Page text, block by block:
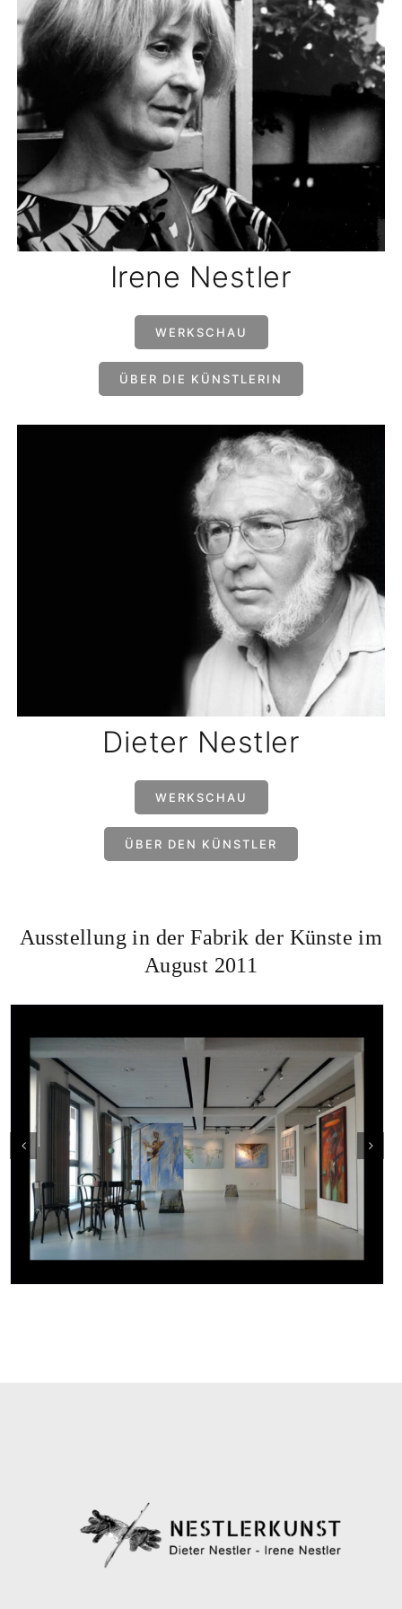
Irene Nestler
WERKSCHAU
ÜBER DIE KÜNSTLERIN
Dieter Nestler
WERKSCHAU
ÜBER DEN KÜNSTLER
Ausstellung in der Fabrik der Künste im
August 2011